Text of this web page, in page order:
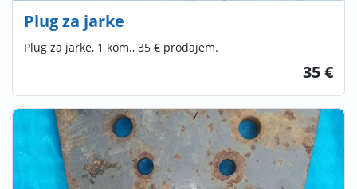
Plug za jarke
Plug za jarke, 1 kom., 35 € prodajem.
35 €